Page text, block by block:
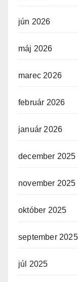
jún 2026
máj 2026
marec 2026
február 2026
január 2026
december 2025
november 2025
október 2025
september 2025
júl 2025